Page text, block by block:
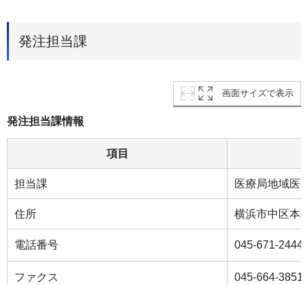
発注担当課
画面サイズで表示
発注担当課情報
項目
担当課 医療局地域医
住所 横浜市中区本
電話番号 045-671-2444
ファクス 045-664-3851